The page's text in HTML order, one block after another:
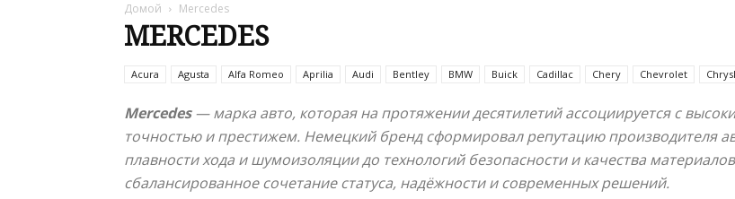
Домой Mercedes
MERCEDES
Acura Agusta Alfa Romeo Aprilia Audi Bentley BMW Buick Cadillac Chery Chevrolet
Mercedes— марка авто, которая на протяжении десятилетий ассоциируется с
точностью и престижем. Немецкий бренд сформировал репутацию производителя
плавности хода и шумоизоляции до технологий безопасности и качества
сбалансированное сочетание статуса, надёжности и современных решений.